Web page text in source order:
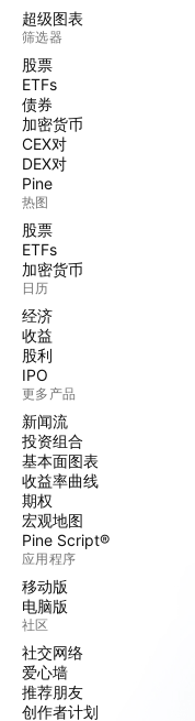
超级图表
筛选器
股票
ETFs
债券
加密货币
CEX对
DEX对
Pine
热图
股票
ETFs
加密货币
日历
经济
收益
股利
IPO
更多产品
新闻流
投资组合
基本面图表
收益率曲线
期权
宏观地图
Pine Script®
应用程序
移动版
电脑版
社区
社交网络
爱心墙
推荐朋友
创作者计划